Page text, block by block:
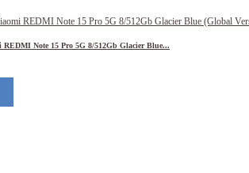
Note 15 Pro 5G 8/512Gb Glacier Blue...